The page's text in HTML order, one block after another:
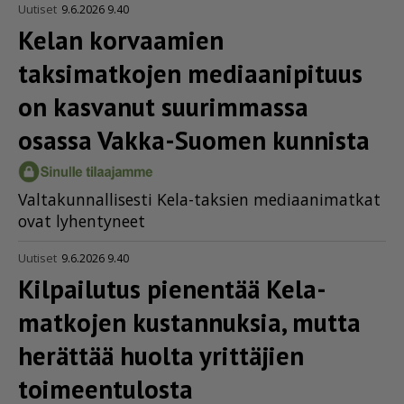
Uutiset 9.6.2026 9.40
Kelan korvaamien
taksimatkojen mediaanipituus
on kasvanut suurimmassa
osassa Vakka-Suomen kunnista
Val­ta­kun­nal­li­ses­ti Kela-tak­sien me­di­aa­ni­mat­kat
ovat ly­hen­ty­neet
Uutiset 9.6.2026 9.40
Kilpailutus pienentää Kela-
matkojen kustannuksia, mutta
herättää huolta yrittäjien
toimeentulosta